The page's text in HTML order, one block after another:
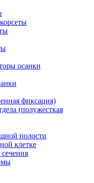
осанки
фиксация)
(полужесткая
полости
клетке